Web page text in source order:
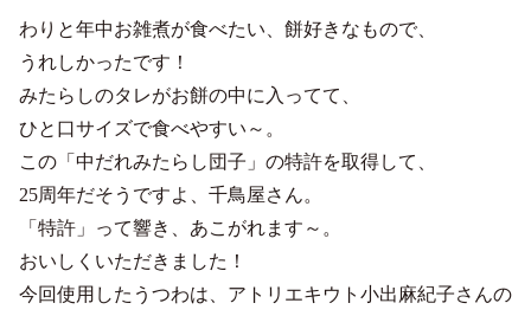
わりと年中お雑煮が食べたい、餅好きなもので、
うれしかったです！
みたらしのタレがお餅の中に入ってて、
ひと口サイズで食べやすい～。
この「中だれみたらし団子」の特許を取得して、
25周年だそうですよ、千鳥屋さん。
「特許」って響き、あこがれます～。
おいしくいただきました！
今回使用したうつわは、アトリエキウト小出麻紀子さんの